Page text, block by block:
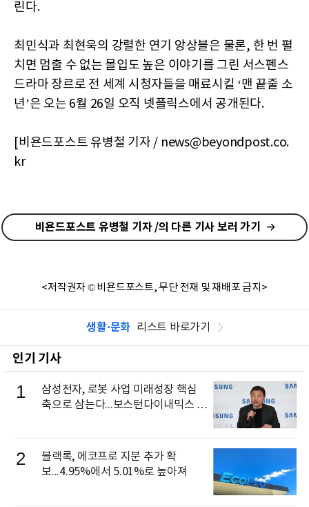
린다.
최민식과 최현욱의 강렬한 연기 앙상블은 물론, 한 번 펼
치면 멈출 수 없는 몰입도 높은 이야기를 그린 서스펜스
드라마 장르로 전 세계 시청자들을 매료시킬 ‘맨 끝줄 소
년’은 오는 6월 26일 오직 넷플릭스에서 공개된다.
[비욘드포스트 유병철 기자 / news@beyondpost.co.
kr
비욘드포스트 유병철 기자 /의 다른 기사 보러 가기
<저작권자 © 비욘드포스트, 무단 전재 및 재배포 금지>
생활·문화 리스트 바로가기
인기 기사
1
삼성전자, 로봇 사업 미래성장 핵심
축으로 삼는다...보스턴다이내믹스 출
2
블랙록, 에코프로 지분 추가 확
보...4.95%에서 5.01%로 높아져